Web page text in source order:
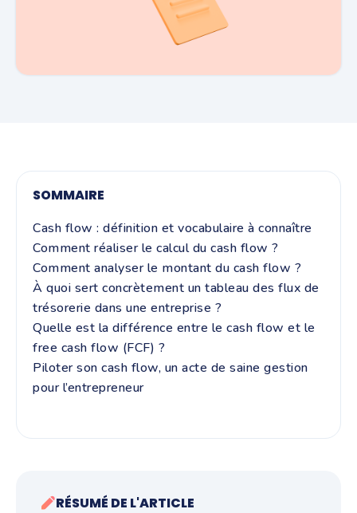
SOMMAIRE
Cash flow : définition et vocabulaire à connaître
Comment réaliser le calcul du cash flow ?
Comment analyser le montant du cash flow ?
À quoi sert concrètement un tableau des flux de
trésorerie dans une entreprise ?
Quelle est la différence entre le cash flow et le
free cash flow (FCF) ?
Piloter son cash flow, un acte de saine gestion
pour l’entrepreneur
RÉSUMÉ DE L'ARTICLE